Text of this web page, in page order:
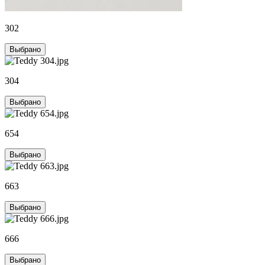
302
Выбрано
304
Выбрано
654
Выбрано
663
Выбрано
666
Выбрано